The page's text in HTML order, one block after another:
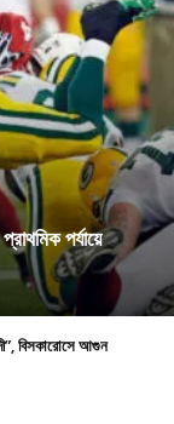
পর্যায়ে
বিসকারোসে আগুন